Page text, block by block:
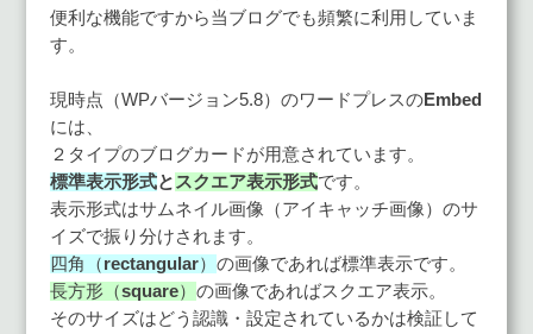
便利な機能ですから当ブログでも頻繁に利用していま
す。
現時点（WPバージョン5.8）のワードプレスのEmbed
には、
２タイプのブログカードが用意されています。
標準表示形式と スクエア表示形式です。
表示形式はサムネイル画像（アイキャッチ画像）のサ
イズで振り分けされます。
四角（rectangular） の画像であれば標準表示です。
長方形（square） の画像であればスクエア表示。
そのサイズはどう認識・設定されているかは検証して